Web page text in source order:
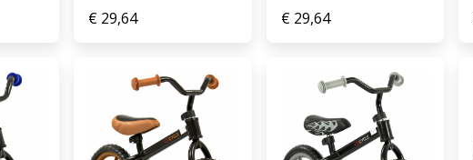
€29,64 €29,64